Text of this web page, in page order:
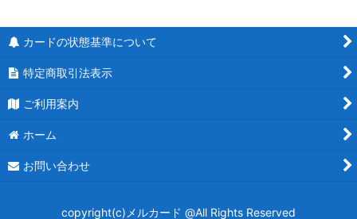
カードの状態基準について
特定商取引法表示
ご利用案内
ホーム
お問い合わせ
copyright(c)メルカード @All Rights Reserved